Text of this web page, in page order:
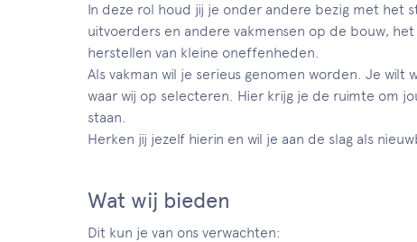
In deze rol houd jij je onder andere bezig met het
uitvoerders en andere vakmensen op de bouw,
herstellen van kleine oneffenheden.
Als vakman wil je serieus genomen worden. Je
waar wij op selecteren. Hier krijg je de ruimte om
staan.
Herken jij jezelf hierin en wil je aan de slag als
Wat wij bieden
Dit kun je van ons verwachten: